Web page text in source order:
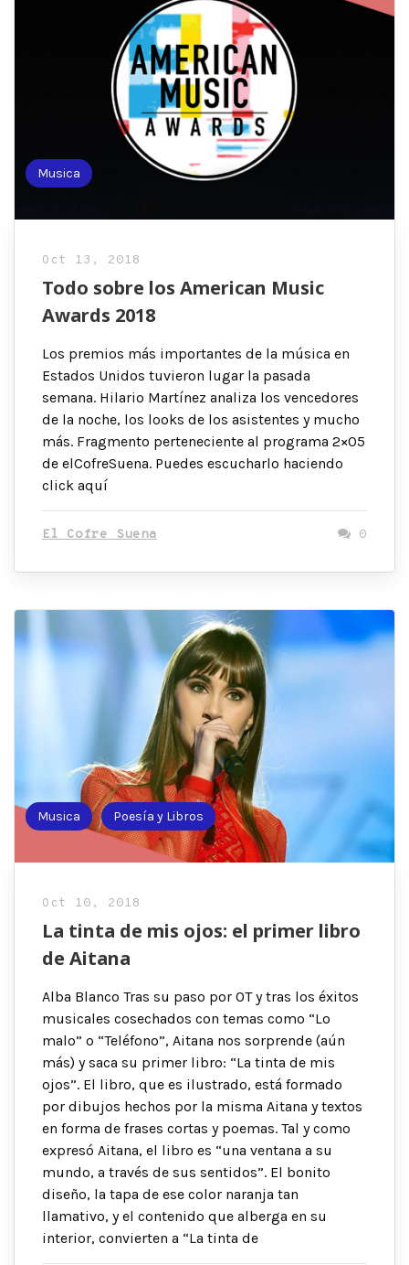
Musica
Oct 13, 2018
Todo sobre los American Music
Awards 2018
Los premios más importantes de la música en
Estados Unidos tuvieron lugar la pasada
semana. Hilario Martínez analiza los vencedores
de la noche, los looks de los asistentes y mucho
más. Fragmento perteneciente al programa 2×05
de elCofreSuena. Puedes escucharlo haciendo
click aquí
El Cofre Suena 0
Musica Poesía y Libros
Oct 10, 2018
La tinta de mis ojos: el primer libro
de Aitana
Alba Blanco Tras su paso por OT y tras los éxitos
musicales cosechados con temas como “Lo
malo” o “Teléfono”, Aitana nos sorprende (aún
más) y saca su primer libro: “La tinta de mis
ojos”. El libro, que es ilustrado, está formado
por dibujos hechos por la misma Aitana y textos
en forma de frases cortas y poemas. Tal y como
expresó Aitana, el libro es “una ventana a su
mundo, a través de sus sentidos”. El bonito
diseño, la tapa de ese color naranja tan
llamativo, y el contenido que alberga en su
interior, convierten a “La tinta de